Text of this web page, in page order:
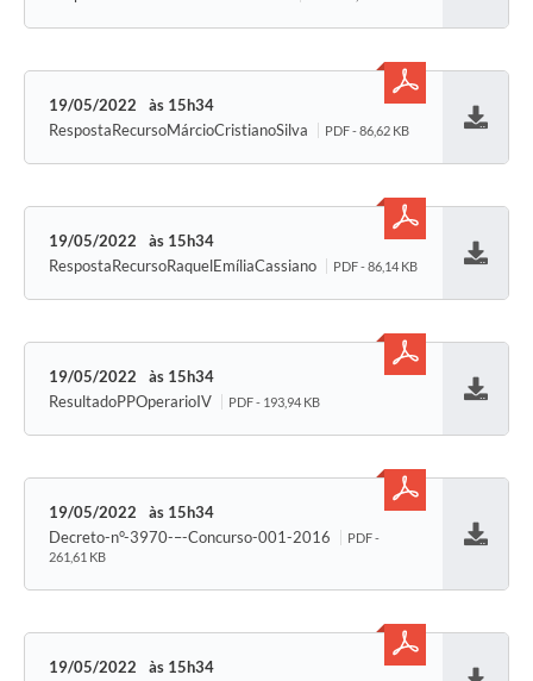
19/05/2022
15h34
RespostaRecursoMárcioCristianoSilva
PDF - 86,62 KB
19/05/2022
15h34
RespostaRecursoRaquelEmíliaCassiano
PDF - 86,14 KB
19/05/2022
15h34
ResultadoPPOperarioIV
PDF - 193,94 KB
19/05/2022
15h34
Decreto-n°-3970-–-Concurso-001-2016
PDF -
261,61 KB
19/05/2022
15h34